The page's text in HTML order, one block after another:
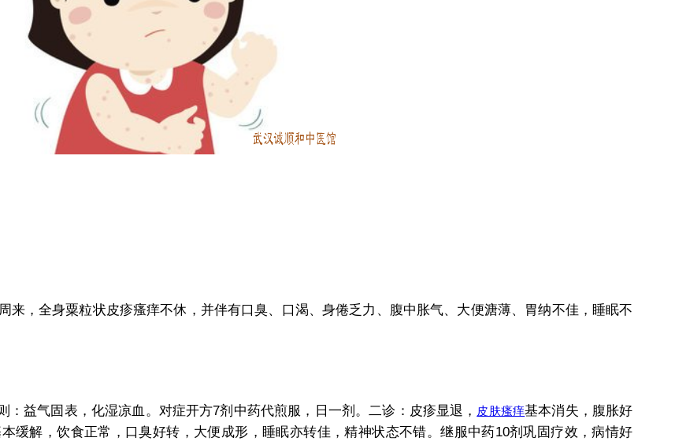
，全身粟粒状皮疹瘙痒不休，并伴有口臭、口渴、身倦乏力、腹中胀气、大便溏薄、胃纳不佳，睡眠不
气固表，化湿凉血。对症开方7剂中药代煎服，日一剂。二诊：皮疹显退， 皮肤瘙痒基本消失，腹胀好
缓解，饮食正常，口臭好转，大便成形，睡眠亦转佳，精神状态不错。继服中药10剂巩固疗效，病情好